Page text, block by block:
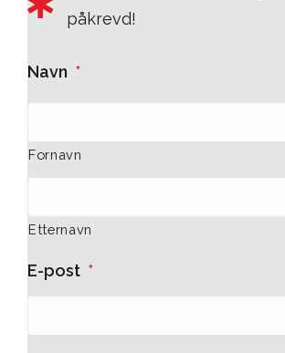
påkrevd!
Navn *
Fornavn
Etternavn
E-post *